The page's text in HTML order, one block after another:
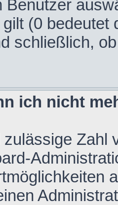
Benutzer
(0 bedeutet
schließlich,
ich nicht
Zahl